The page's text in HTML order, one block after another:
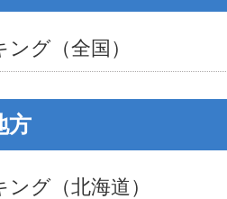
グ（全国）
方
グ（北海道）